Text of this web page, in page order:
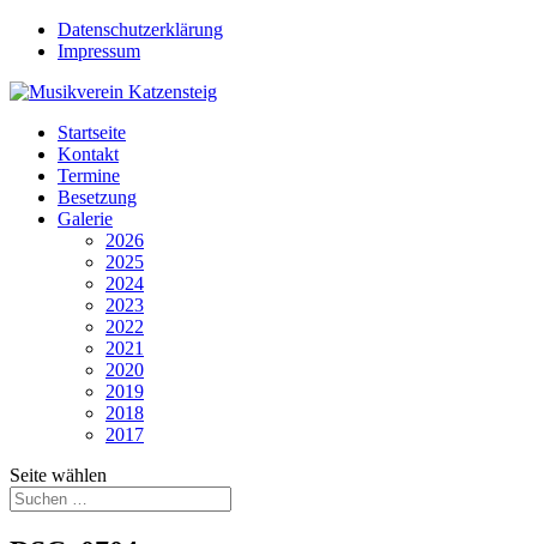
Datenschutzerklärung
Impressum
Startseite
Kontakt
Termine
Besetzung
Galerie
2026
2025
2024
2023
2022
2021
2020
2019
2018
2017
Seite wählen